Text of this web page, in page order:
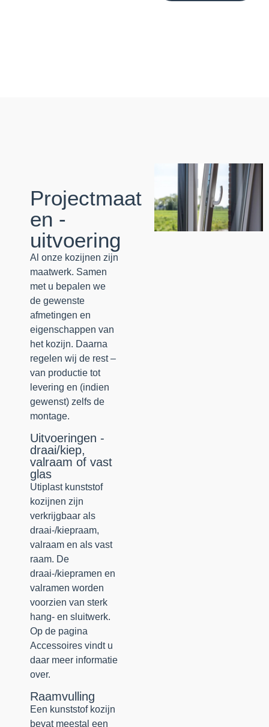
Projectmaat
en -
uitvoering
Al onze kozijnen zijn
maatwerk. Samen
met u bepalen we
de gewenste
afmetingen en
eigenschappen van
het kozijn. Daarna
regelen wij de rest –
van productie tot
levering en (indien
gewenst) zelfs de
montage.
Uitvoeringen -
draai/kiep,
valraam of vast
glas
Utiplast kunststof
kozijnen zijn
verkrijgbaar als
draai-/kiepraam,
valraam en als vast
raam. De
draai-/kiepramen en
valramen worden
voorzien van sterk
hang- en sluitwerk.
Op de pagina
Accessoires vindt u
daar meer informatie
over.
Raamvulling
Een kunststof kozijn
bevat meestal een